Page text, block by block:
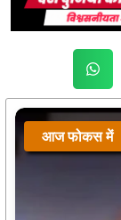
आज फोकस में
आज फोकस में